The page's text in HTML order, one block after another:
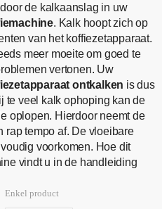
de kalkaanslag in uw
. Kalk hoopt zich op
van het koffiezetapparaat.
meer moeite om goed te
vertonen. Uw
ontkalken is dus
te veel kalk ophoping kan de
oplopen. Hierdoor neemt de
rap tempo af. De vloeibare
voorkomen. Hoe dit
vindt u in de handleiding
Enkel product